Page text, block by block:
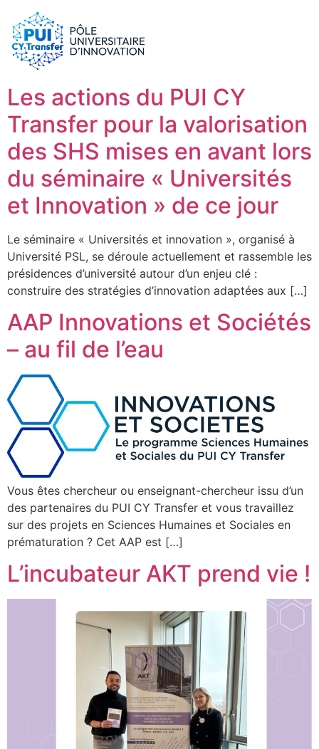
Étudiants
SHS
Impact & Wins
Actualités
AAP
Agenda
Contact
Rechercher
Les actions du PUI CY
Transfer pour la valorisation
des SHS mises en avant lors
du séminaire « Universités
et Innovation » de ce jour
Le séminaire « Universités et innovation », organisé à
Université PSL, se déroule actuellement et rassemble les
présidences d’université autour d’un enjeu clé :
construire des stratégies d’innovation adaptées aux […]
AAP Innovations et Sociétés
– au fil de l’eau
Vous êtes chercheur ou enseignant-chercheur issu d’un
des partenaires du PUI CY Transfer et vous travaillez
sur des projets en Sciences Humaines et Sociales en
prématuration ? Cet AAP est […]
L’incubateur AKT prend vie !